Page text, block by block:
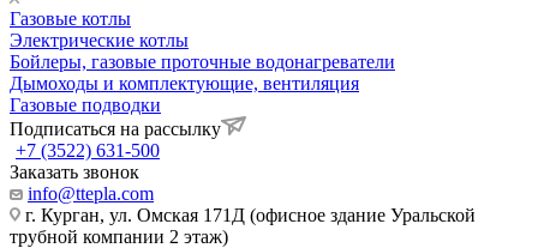
Газовые котлы
Электрические котлы
Бойлеры, газовые проточные водонагреватели
Дымоходы и комплектующие, вентиляция
Газовые подводки
Подписаться на рассылку
+7 (3522) 631-500
Заказать звонок
info@ttepla.com
г. Курган, ул. Омская 171Д (офисное здание Уральской
трубной компании 2 этаж)